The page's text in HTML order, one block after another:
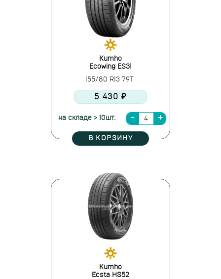
Kumho
Ecowing ES31
155/80 R13 79T
5 430 ₽
на складе > 10шт.
В КОРЗИНУ
Kumho
Ecsta HS52